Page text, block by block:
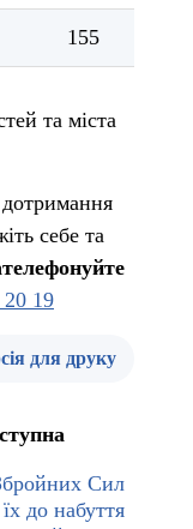
155
та міста
себе та
19
для друку
Сил
до набуття